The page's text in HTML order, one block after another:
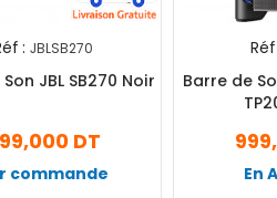
: JBLSB270
JBL SB270 Noir
DT
commande
Réf
Barre de
En